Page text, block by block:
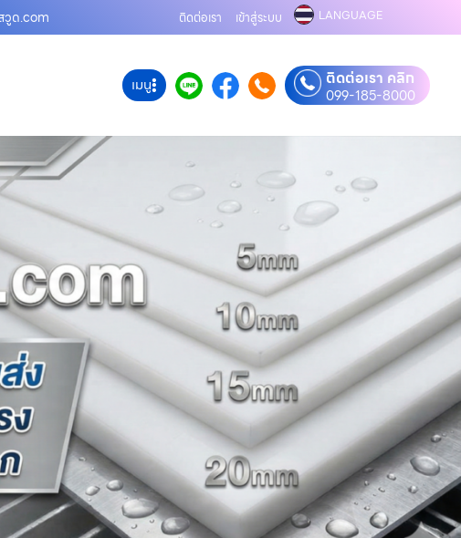
วูด.com ติดต่อเรา เข้าสู่ระบบ LANGUAGE
เมนู ติดต่อเรา คลิก
099-185-8000